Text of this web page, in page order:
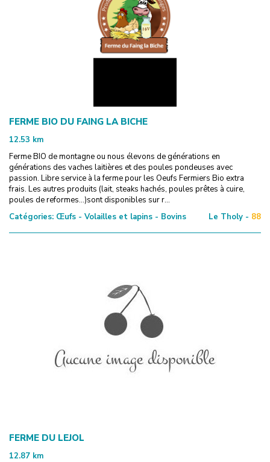
FERME BIO DU FAING LA BICHE
12.53 km
Ferme BIO de montagne ou nous élevons de générations en
générations des vaches laitières et des poules pondeuses avec
passion. Libre service à la ferme pour les Oeufs Fermiers Bio extra
frais. Les autres produits (lait, steaks hachés, poules prêtes à cuire,
poules de reformes…)sont disponibles sur r...
Catégories: Œufs - Volailles et lapins - Bovins Le Tholy - 88
FERME DU LEJOL
12.87 km